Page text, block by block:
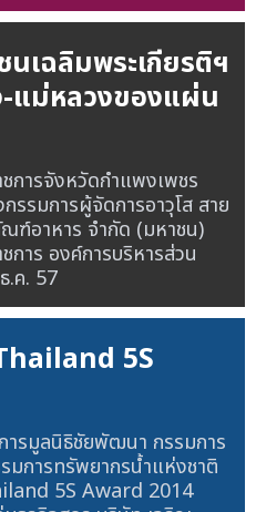
เฉลิมพระเกียรติฯ
แม่หลวงของแผ่น
การจังหวัดกำแพงเพชร
รรมการผู้จัดการอาวุโส สาย
ฑ์อาหาร จำกัด (มหาชน)
การ องค์การบริหารส่วน
ธ.ค. 57
5S
ารมูลนิธิชัยพัฒนา กรรมการ
มการทรัพยากรน้ำแห่งชาติ
5S Award 2014